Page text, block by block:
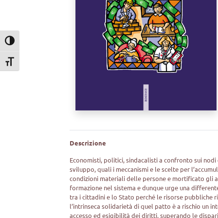
Attiva/disattiva alto contrasto
Attiva/disattiva dimensione testo
Descrizione
Economisti, politici, sindacalisti a confronto sui
sviluppo, quali i meccanismi e le scelte per
condizioni materiali delle persone e mortificato gli
formazione nel sistema e dunque urge una
tra i cittadini e lo Stato perché le risorse pubbliche
l’intrinseca solidarietà di quel patto è a rischio un
accesso ed esigibilità dei diritti, superando le